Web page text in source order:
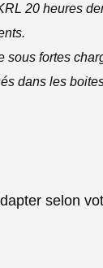
20 heures
fortes
dans les
selon